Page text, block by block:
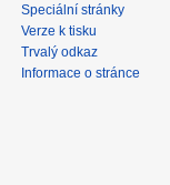
Speciální stránky
Verze k tisku
Trvalý odkaz
Informace o stránce